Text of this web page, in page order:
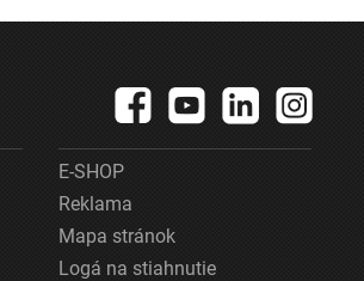
E-SHOP
Reklama
Mapa stránok
Logá na stiahnutie